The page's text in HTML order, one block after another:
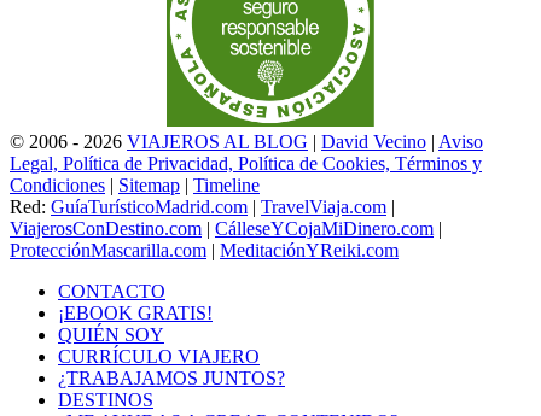
© 2006 - 2026 VIAJEROS AL BLOG | David Vecino | Aviso
Legal, Política de Privacidad, Política de Cookies, Términos y
Condiciones | Sitemap | Timeline
Red: GuíaTurísticoMadrid.com | TravelViaja.com |
ViajerosConDestino.com | CálleseYCojaMiDinero.com |
ProtecciónMascarilla.com | MeditaciónYReiki.com
CONTACTO
¡EBOOK GRATIS!
QUIÉN SOY
CURRÍCULO VIAJERO
¿TRABAJAMOS JUNTOS?
DESTINOS